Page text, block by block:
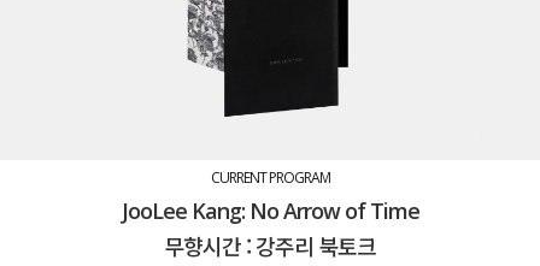
CURRENT PROGRAM
JooLee Kang: No Arrow of Time
무향시간 : 강주리 북토크